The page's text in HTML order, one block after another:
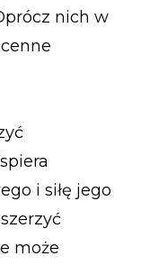
nich w
i siłę jego
może